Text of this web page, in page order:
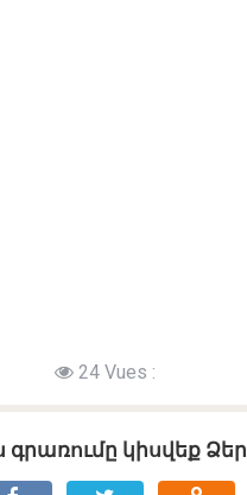
24 Vues :
կիսվեք